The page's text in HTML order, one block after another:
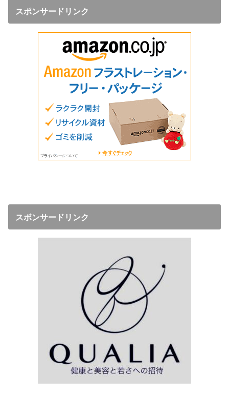
スポンサードリンク
スボンサードリンク